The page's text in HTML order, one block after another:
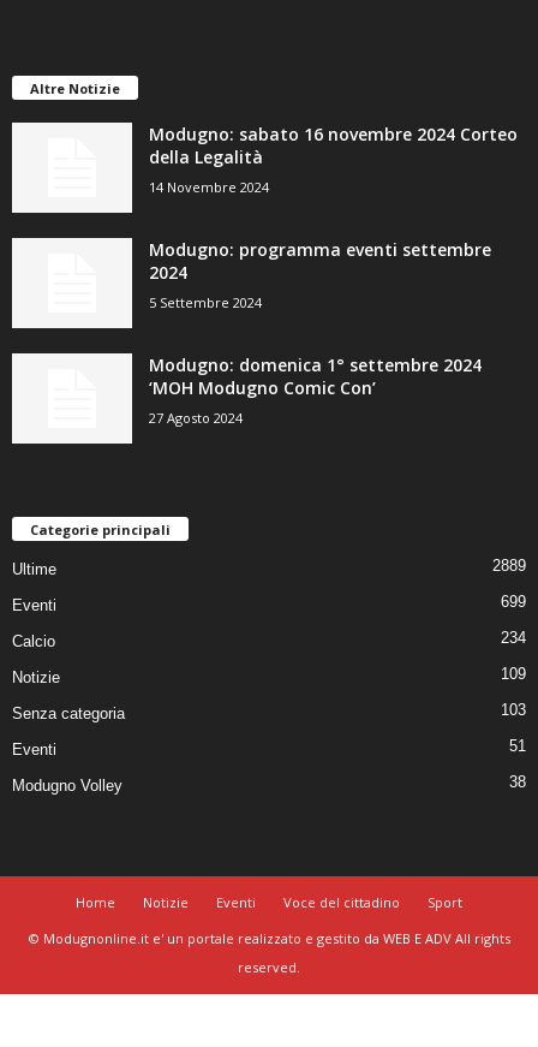
Altre Notizie
Modugno: sabato 16 novembre 2024 Corteo
della Legalità
14 Novembre 2024
Modugno: programma eventi settembre
2024
5 Settembre 2024
Modugno: domenica 1° settembre 2024
‘MOH Modugno Comic Con’
27 Agosto 2024
Categorie principali
Ultime 2889
Eventi 699
Calcio 234
Notizie 109
Senza categoria 103
Eventi 51
Modugno Volley 38
Home Notizie Eventi Voce del cittadino
Sport
© Modugnonline.it e' un portale realizzato e gestito da WEB E ADV All rights
reserved.